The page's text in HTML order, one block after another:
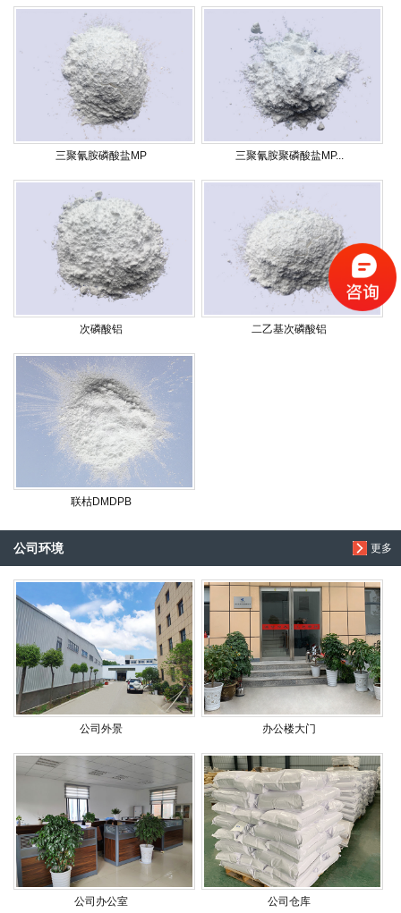
三聚氰胺磷酸盐MP 三聚氰胺聚磷酸盐MP...
次磷酸铝 二乙基次磷酸铝
联枯DMDPB
更多
公司环境
公司外景 办公楼大门
公司办公室 公司仓库